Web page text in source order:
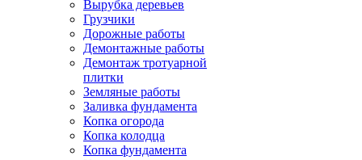
Вырубка деревьев
Грузчики
Дорожные работы
Демонтажные работы
Демонтаж тротуарной
плитки
Земляные работы
Заливка фундамента
Копка огорода
Копка колодца
Копка фундамента